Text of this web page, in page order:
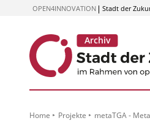
OPEN4INNOVATION Stadt der
Home Projekte metaTGA -